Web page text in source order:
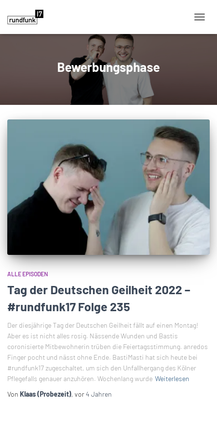
Bewerbungsphase
ALLE EPISODEN
Tag der Deutschen Geilheit 2022 –
#rundfunk17 Folge 235
Der diesjährige Tag der Deutschen Geilheit fällt auf einen Montag!
Aber es ist nicht alles rosig. Nässende Wunden und Bastis
coronisierte Mitbewohnerin trüben die Feiertagsstimmung. anredos
Finger pocht und nässt ohne Ende. BastiMasti hat sich heute bei
#rundfunk17 zugeschaltet, um sich den Unfallhergang des Kölner
Pflegefalls genauer anzuhören. Wochenlang wurde Weiterlesen
Von Klaas (Probezeit), vor4 Jahren